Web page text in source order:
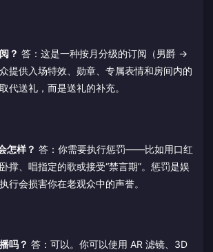
？ 答：这是一种按月分级的订阅（男爵 →
提供入场特效、勋章、专属表情和房间内的
代送礼，而是送礼的补充。
怎样？ 答：你需要执行惩罚——比如用口红
撑、唱指定的歌或接受“禁言期”。惩罚是娱
行会损害你在老观众中的声誉。
吗？ 答：可以。你可以使用 AR 滤镜、3D